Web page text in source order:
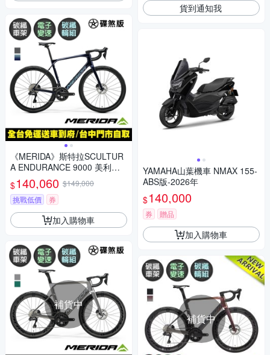
《MERIDA》斯特拉SCULTUR
A ENDURANCE 9000 美利達
碳纖維全能型長程公路車 無附
踏板/Ulterga電變/跑車/環島
$140,060 $149,000
挑戰低價
券
加入購物車
補貨中
貨到通知我
YAMAHA山葉機車 NMAX 155-
ABS版-2026年
$140,000
券 贈品
加入購物車
補貨中